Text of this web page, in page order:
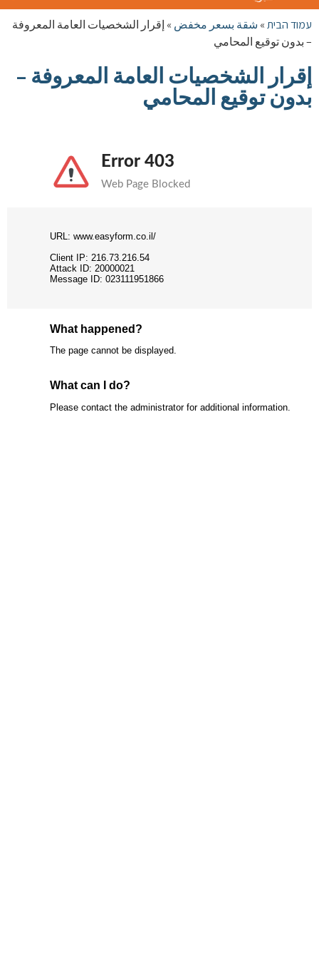
עמוד הבית» شقة بسعر مخفض » إقرار الشخصيات العامة المعروفة
– بدون توقيع المحامي
إقرار الشخصيات العامة المعروفة –
بدون توقيع المحامي